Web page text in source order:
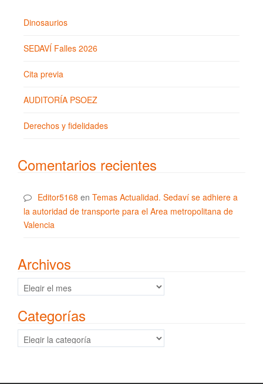
Dinosaurios
SEDAVÍ Falles 2026
Cita previa
AUDITORÍA PSOEZ
Derechos y fidelidades
Comentarios recientes
Editor5168 en Temas Actualidad. Sedaví se adhiere a
la autoridad de transporte para el Area metropolitana de
Valencia
Archivos
Archivos
Categorías
Categorías